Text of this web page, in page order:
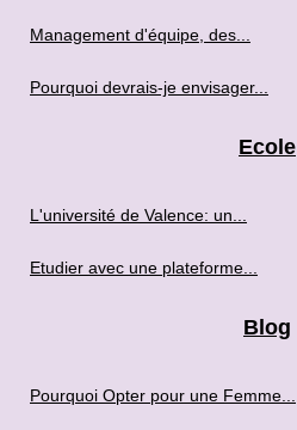
Management d'équipe, des...
Pourquoi devrais-je envisager...
Ecole
L'université de Valence: un...
Etudier avec une plateforme...
Blog
Pourquoi Opter pour une Femme...